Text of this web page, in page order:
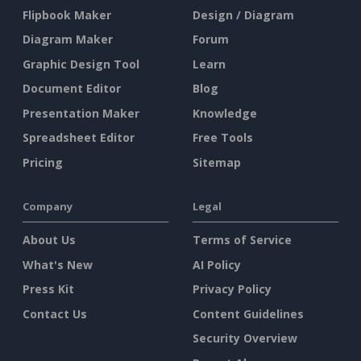
Flipbook Maker
Diagram Maker
Graphic Design Tool
Document Editor
Presentation Maker
Spreadsheet Editor
Pricing
Design / Diagram
Forum
Learn
Blog
Knowledge
Free Tools
Sitemap
Company
About Us
What's New
Press Kit
Contact Us
Legal
Terms of Service
AI Policy
Privacy Policy
Content Guidelines
Security Overview